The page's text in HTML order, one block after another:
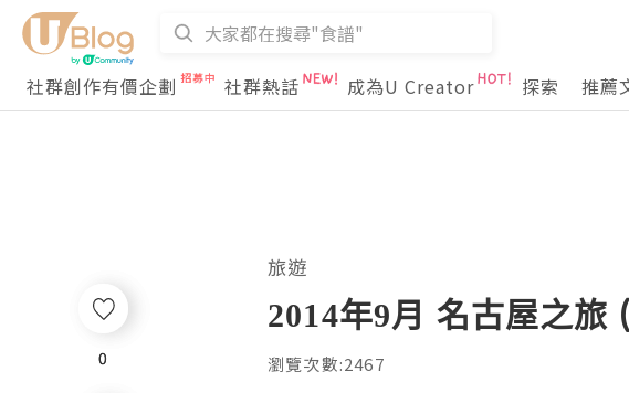
社群創作有價企劃
社群熱話 成為U Creator 探索 推薦
0
旅遊
2014年9月 名古屋之
瀏覽次數:2467
0